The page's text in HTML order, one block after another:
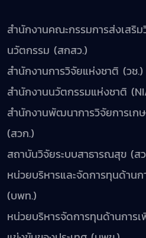
สำนักงานคณะกรรมการส่งเสริ
นวัตกรรม (สกสว.)
สำนักงานการวิจัยแห่งชาติ (วช.)
สำนักงานนวัตกรรมแห่งชาติ
สำนักงานพัฒนาการวิจัยการเก
(สวก.)
สถาบันวิจัยระบบสาธารณสุข (ส
หน่วยบริหารและจัดการทุนด้าน
(บพท.)
หน่วยบริหารจัดการทุนด้านการเ